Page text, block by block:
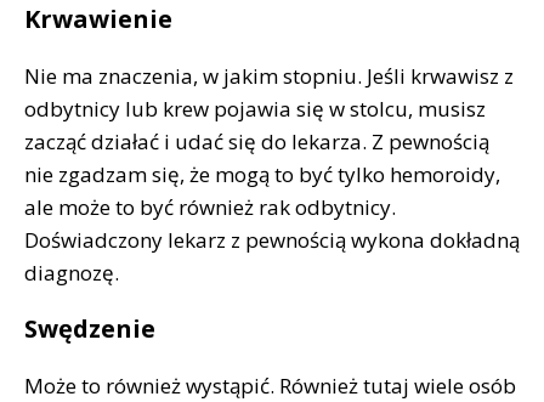
Krwawienie
Nie ma znaczenia, w jakim stopniu. Jeśli krwawisz z
odbytnicy lub krew pojawia się w stolcu, musisz
zacząć działać i udać się do lekarza. Z pewnością
nie zgadzam się, że mogą to być tylko hemoroidy,
ale może to być również rak odbytnicy.
Doświadczony lekarz z pewnością wykona dokładną
diagnozę.
Swędzenie
Może to również wystąpić. Również tutaj wiele osób